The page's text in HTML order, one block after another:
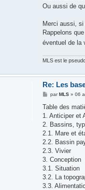
Ou aussi de
Merci aussi, si
Rappelons
éventuel de la
MLS est le
Re: Les
M
s
a
g
parMLS »06
Table des
1. Anticiper et
2. Bassins,
2.1. Mare et
2.2. Bassin
2.3. Vivier
3. Conception
3.1. Situation
3.2. La
3.3.